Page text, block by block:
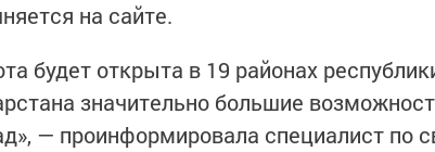
на сайте.
будет открыта в 19 районах
значительно большие
— проинформировала специалист по